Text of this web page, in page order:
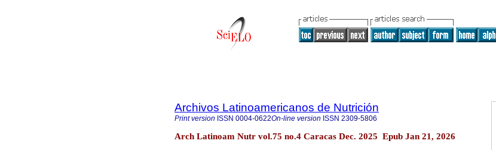
Archivos Latinoamericanos de Nutrición
Print version ISSN 0004-0622On-line version ISSN 2309-5806
Arch Latinoam Nutr vol.75 no.4 Caracas Dec. 2025 Epub Jan 21, 2026